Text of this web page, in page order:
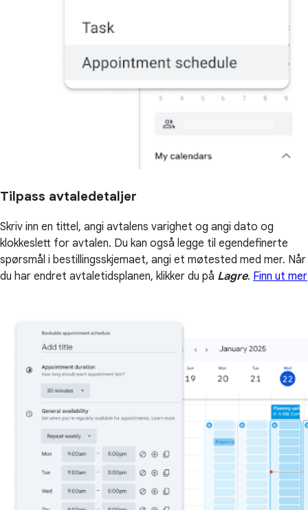
Tilpass avtaledetaljer
Skriv inn en tittel, angi avtalens varighet og angi dato og
klokkeslett for avtalen. Du kan også legge til egendefinerte
spørsmål i bestillingsskjemaet, angi et møtested med mer. Når
du har endret avtaletidsplanen, klikker du på Lagre. Finn ut mer